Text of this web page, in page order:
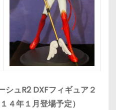
シュR2 DXFフィギュア２
４年１月登場予定）